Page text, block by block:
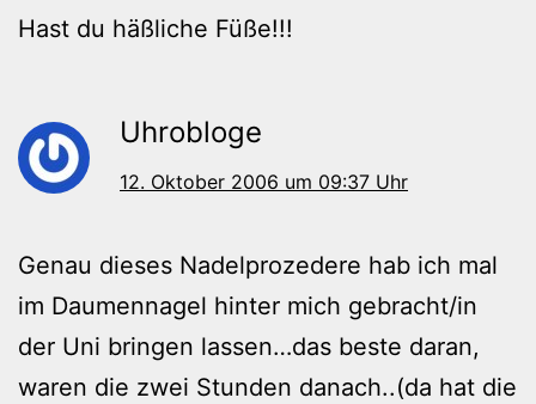
Hast du häßliche Füße!!!
Uhrobloge
12. Oktober 2006 um 09:37 Uhr
Genau dieses Nadelprozedere hab ich mal
im Daumennagel hinter mich gebracht/in
der Uni bringen lassen…das beste daran,
waren die zwei Stunden danach..(da hat die